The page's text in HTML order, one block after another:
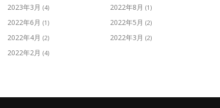
2023年3月 (4) 2022年8月 (1)
2022年6月 (1) 2022年5月 (2)
2022年4月 (2) 2022年3月 (2)
2022年2月 (4)